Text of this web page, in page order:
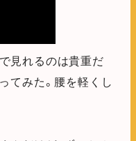
見れるのは貴重だ
てみた。腰を軽くし